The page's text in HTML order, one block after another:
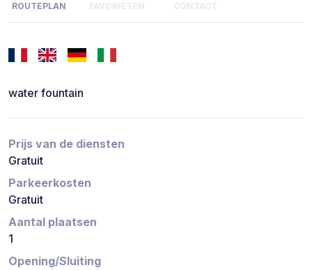
ROUTEPLAN FAVORIETEN CONTACT
water fountain
Prijs van de diensten
Gratuit
Parkeerkosten
Gratuit
Aantal plaatsen
1
Opening/Sluiting